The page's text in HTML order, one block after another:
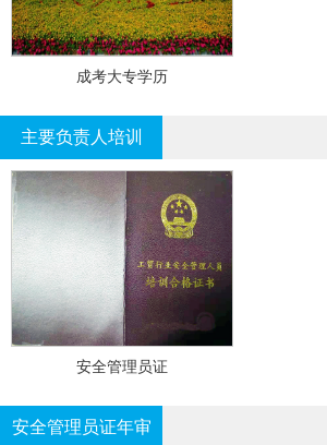
成考大专学历
主要负责人培训
安全管理员证
安全管理员证年审